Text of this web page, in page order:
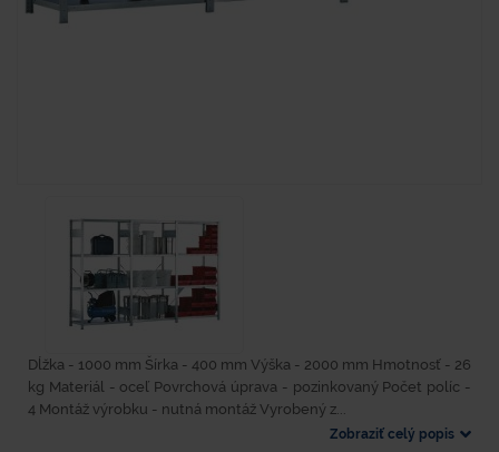
Dĺžka - 1000 mm Šírka - 400 mm Výška - 2000 mm Hmotnosť - 26
kg Materiál - oceľ Povrchová úprava - pozinkovaný Počet políc -
4 Montáž výrobku - nutná montáž Vyrobený z...
Zobraziť celý popis